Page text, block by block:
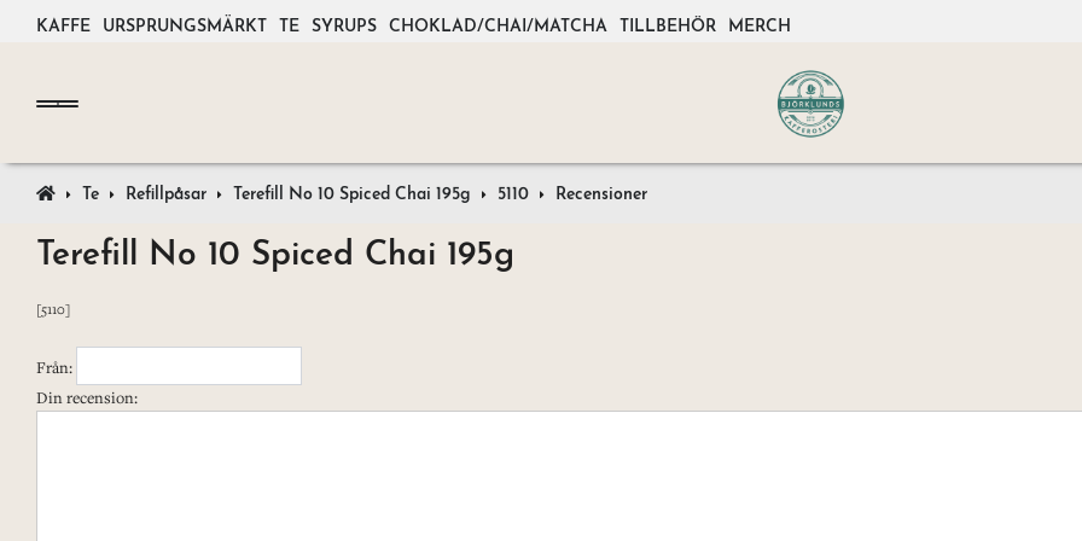
KAFFE URSPRUNGSMÄRKT TE SYRUPS CHOKLAD/CHAI/MATCHA TILLBEHÖR MERCH
Te Refillpåsar Terefill No 10 Spiced Chai 195g 5110 Recensioner
Terefill No 10 Spiced Chai 195g
[5110]
Från:
Din recension: